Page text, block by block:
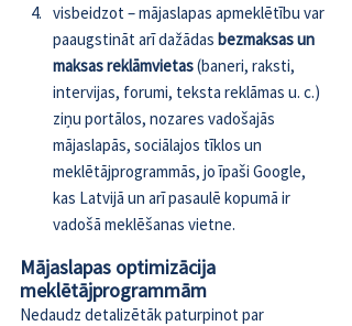
visbeidzot – mājaslapas apmeklētību var
paaugstināt arī dažādas bezmaksas un
maksas reklāmvietas (baneri, raksti,
intervijas, forumi, teksta reklāmas u. c.)
ziņu portālos, nozares vadošajās
mājaslapās, sociālajos tīklos un
meklētājprogrammās, jo īpaši Google,
kas Latvijā un arī pasaulē kopumā ir
vadošā meklēšanas vietne.
Mājaslapas optimizācija
meklētājprogrammām
Nedaudz detalizētāk paturpinot par